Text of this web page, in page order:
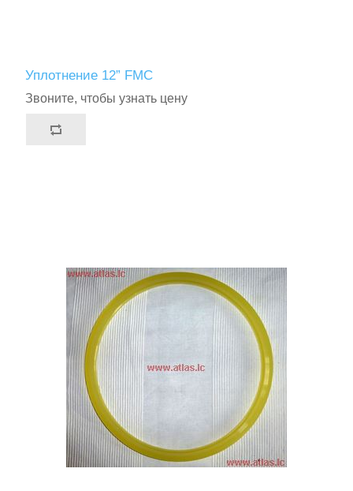
Уплотнение 12” FMC
Звоните, чтобы узнать цену